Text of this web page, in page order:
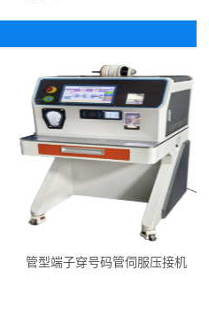
管型端子穿号码管伺服压接机